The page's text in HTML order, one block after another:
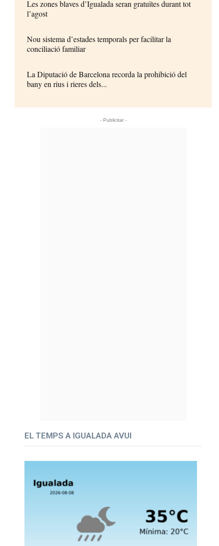
Les zones blaves d’Igualada seran gratuïtes durant tot
l’agost
Nou sistema d’estades temporals per facilitar la
conciliació familiar
La Diputació de Barcelona recorda la prohibició del
bany en rius i rieres dels...
- Publicitat -
EL TEMPS A IGUALADA AVUI